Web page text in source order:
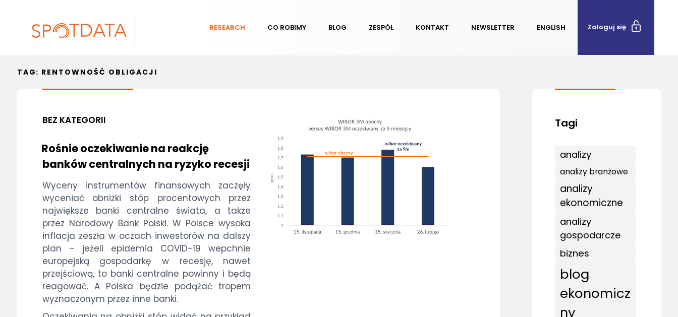
RESEARCH CO ROBIMY BLOG ZESPÓŁ KONTAKT NEWSLETTER ENGLISH Zaloguj się
TAG: RENTOWNOŚĆ OBLIGACJI
BEZ KATEGORII
Rośnie oczekiwanie na reakcję
banków centralnych na ryzyko recesji
Wyceny instrumentów finansowych zaczęły
wyceniać obniżki stóp procentowych przez
największe banki centralne świata, a także
przez Narodowy Bank Polski. W Polsce wysoka
inflacja zeszła w oczach inwestorów na dalszy
plan – jeżeli epidemia COVID-19 wepchnie
europejską gospodarkę w recesję, nawet
przejściową, to banki centralne powinny i będą
reagować. A Polska będzie podążać tropem
wyznaczonym przez inne banki.
analizy
analizy branżowe
analizy
ekonomiczne
analizy
gospodarcze
biznes
blog
ekonomicz
ny